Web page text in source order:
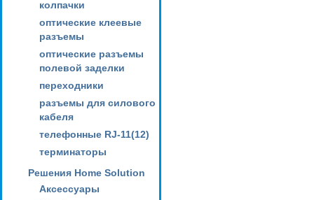
колпачки
оптические клеевые
разъемы
оптические разъемы
полевой заделки
переходники
разъемы для силового
кабеля
телефонные RJ-11(12)
терминаторы
Решения Home Solution
Аксессуары